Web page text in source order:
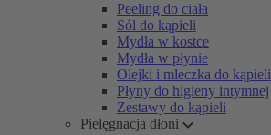
Peeling do ciała
Sól do kąpieli
Mydła w kostce
Mydła w płynie
Olejki i mleczka do kąpieli
Płyny do higieny intymnej
Zestawy do kąpieli
Pielęgnacja dłoni